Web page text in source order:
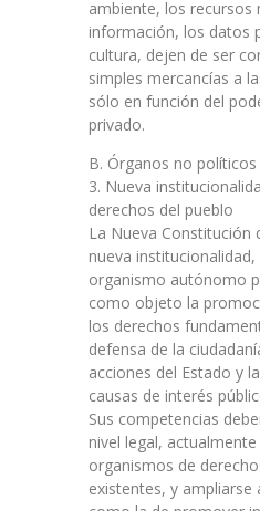
ambiente, los recursos
información, los datos
cultura, dejen de ser
simples mercancías a
sólo en función del
privado.
B. Órganos no políticos
3. Nueva
derechos del pueblo
La Nueva Constitución
nueva
organismo autónomo
como objeto la
los derechos
defensa de la
acciones del Estado y
causas de interés
Sus competencias
nivel legal,
organismos de
existentes, y ampliarse